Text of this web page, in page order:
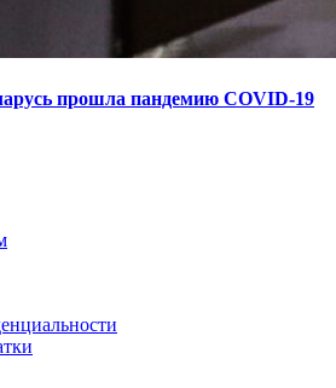
прошла пандемию COVID-19